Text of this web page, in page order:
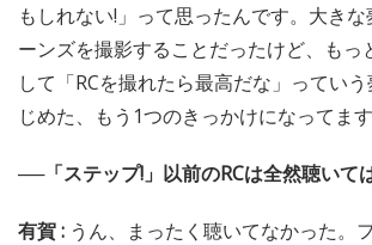
もしれない!」って思ったんです。大きな
ーンズを撮影することだったけど、もっ
して「RCを撮れたら最高だな」ってい
じめた、もう1つのきっかけになってます
──「ステップ!」以前のRCは全然聴いて
有賀 : うん、まったく聴いてなかった。